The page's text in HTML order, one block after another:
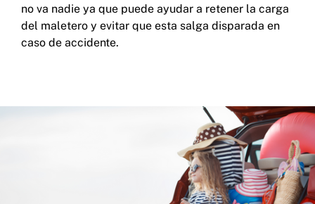
no va nadie ya que puede ayudar a retener la carga
del maletero y evitar que esta salga disparada en
caso de accidente.